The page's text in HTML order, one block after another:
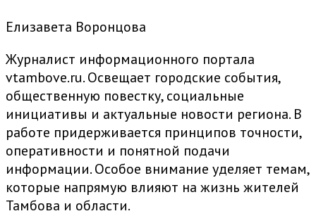
Елизавета Воронцова
Журналист информационного портала
vtambove.ru. Освещает городские события,
общественную повестку, социальные
инициативы и актуальные новости региона. В
работе придерживается принципов точности,
оперативности и понятной подачи
информации. Особое внимание уделяет темам,
которые напрямую влияют на жизнь жителей
Тамбова и области.